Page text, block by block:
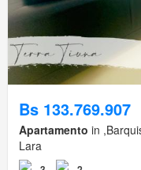
Bs 133.769.907
Apartamento in
Lara